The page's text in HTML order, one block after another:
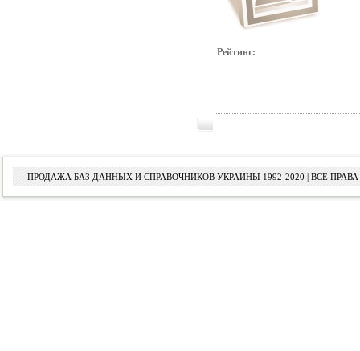
Рейтинг:
ПРОДАЖА БАЗ ДАННЫХ И СПРАВОЧНИКОВ УКРАИНЫ 1992-2020 | ВСЕ